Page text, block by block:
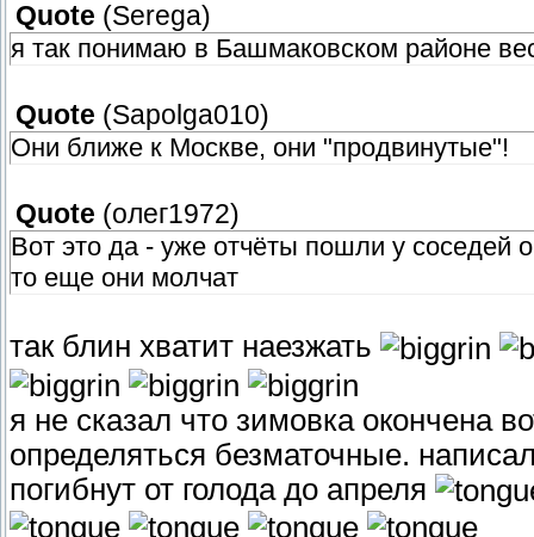
Quote (Serega)
я так понимаю в Башмаковском районе
Quote (Sapolga010)
Они ближе к Москве, они "продвинутые"!
Quote (олег1972)
Вот это да - уже отчёты пошли у соседей
то еще они молчат
так блин хватит наезжать
я не сказал что зимовка окончена
определяться безматочные.
погибнут от голода до апреля